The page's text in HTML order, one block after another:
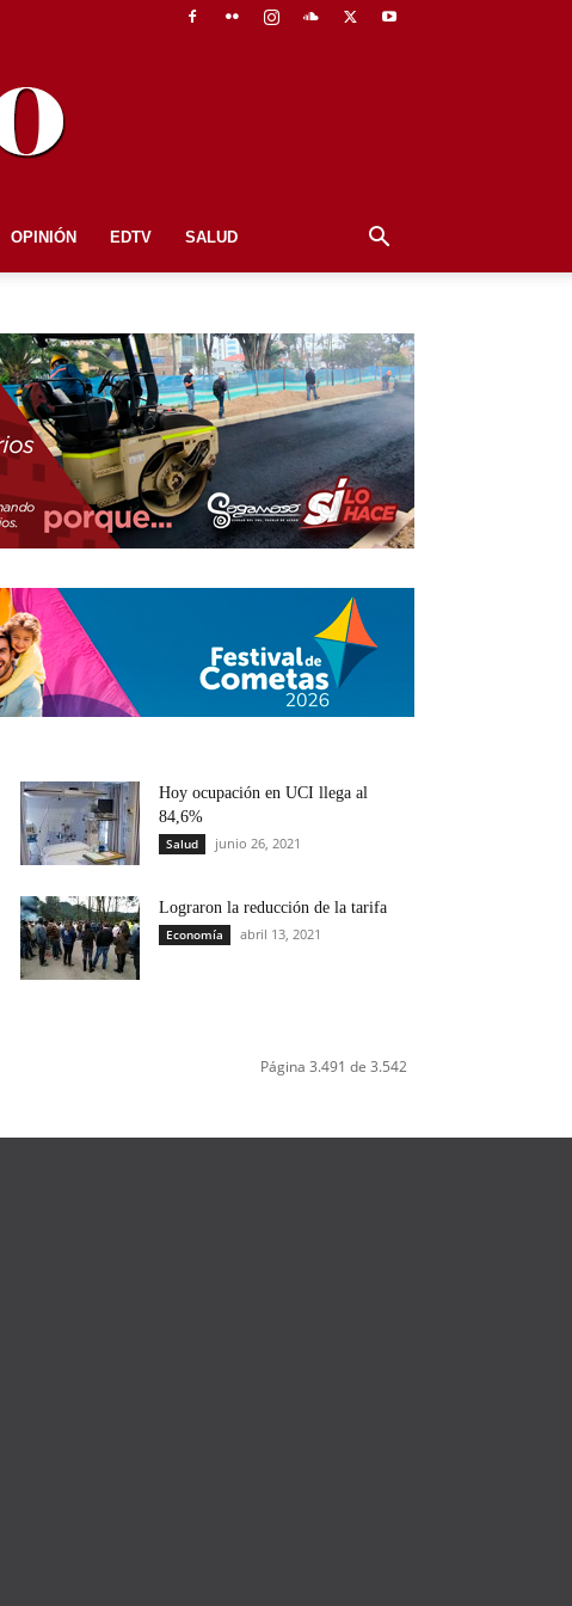
OPINIÓN EDTV SALUD
Hoy ocupación en UCI llega al
84,6%
Salud junio 26, 2021
Lograron la reducción de la tarifa
Economía abril 13, 2021
Página 3.491 de 3.542